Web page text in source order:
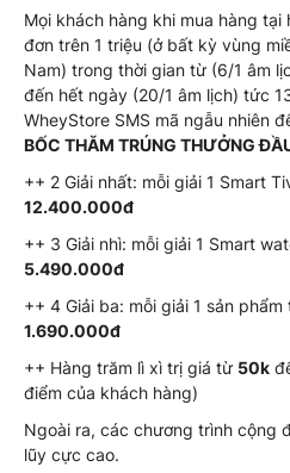
Mọi khách hàng khi mua hàng tại
đơn trên 1 triệu (ở bất kỳ vùng
Nam) trong thời gian từ (6/1 âm
đến hết ngày (20/1 âm lịch) tức
WheyStore SMS mã ngẫu nhiên
BỐC THĂM TRÚNG THƯỞNG
++ 2 Giải nhất: mỗi giải 1 Smart
12.400.000đ
++ 3 Giải nhì: mỗi giải 1 Smart
5.490.000đ
++ 4 Giải ba: mỗi giải 1 sản
1.690.000đ
++ Hàng trăm lì xì trị giá từ 50k
điểm của khách hàng)
Ngoài ra, các chương trình cộng
lũy cực cao.